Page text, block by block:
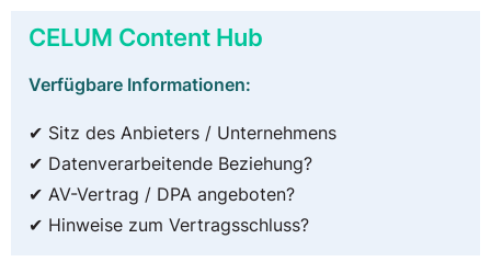
CELUM Content Hub
Verfügbare Informationen:
✔ Sitz des Anbieters / Unternehmens
✔ Datenverarbeitende Beziehung?
✔ AV-Vertrag / DPA angeboten?
✔ Hinweise zum Vertragsschluss?